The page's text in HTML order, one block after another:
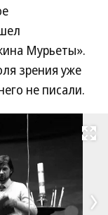
Мурьеты».
зрения уже
не писали.
Развернуть